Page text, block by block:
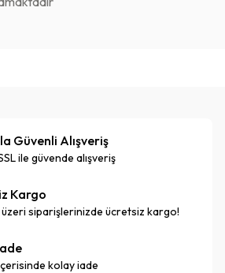
Güvenli Alışveriş
ile güvende alışveriş
Kargo
siparişlerinizde ücretsiz kargo!
kolay iade